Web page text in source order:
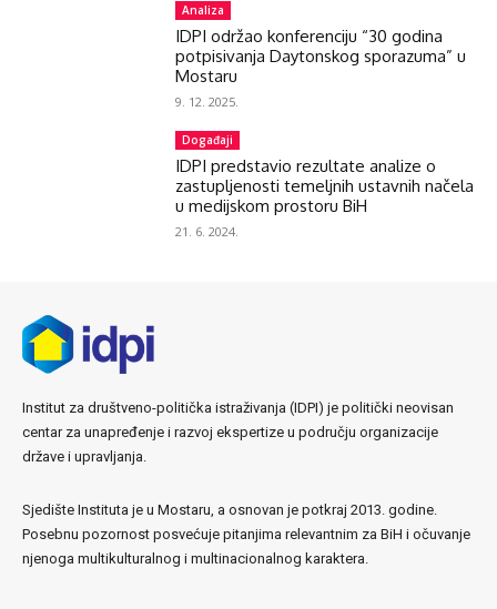
Analiza
IDPI održao konferenciju “30 godina
potpisivanja Daytonskog sporazuma” u
Mostaru
9. 12. 2025.
Događaji
IDPI predstavio rezultate analize o
zastupljenosti temeljnih ustavnih načela
u medijskom prostoru BiH
21. 6. 2024.
Institut za društveno-politička istraživanja (IDPI) je politički neovisan
centar za unapređenje i razvoj ekspertize u području organizacije
države i upravljanja.
Sjedište Instituta je u Mostaru, a osnovan je potkraj 2013. godine.
Posebnu pozornost posvećuje pitanjima relevantnim za BiH i očuvanje
njenoga multikulturalnog i multinacionalnog karaktera.